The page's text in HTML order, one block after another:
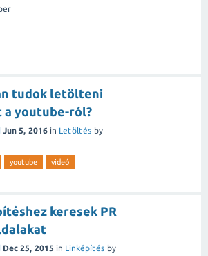
tudok letölteni
a youtube-ról?
Jun 5, 2016 in Letöltés by
youtube videó
keresek PR
Dec 25, 2015 in Linképítés by